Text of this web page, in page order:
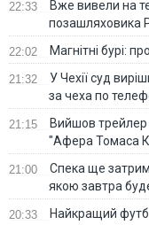
22:33
Вже вивели на
позашляховика
22:02 Магнітні бурі:
21:32
У Чехії суд
за чеха по
21:15
Вийшов трейлер
"Афера Томаса
21:00
Спека ще
якою завтра
20:33
Найкращий